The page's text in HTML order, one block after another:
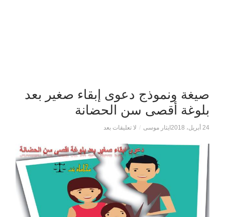
صيغة ونموذج دعوى إبقاء صغير بعد
بلوغة أقصى سن الحضانة
24 أبريل، 2018 ايثار موسى / لا تعليقات بعد